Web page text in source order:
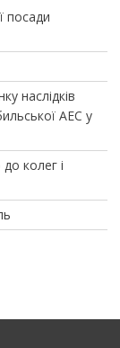
посади
наслідків
АЕС у
колег і